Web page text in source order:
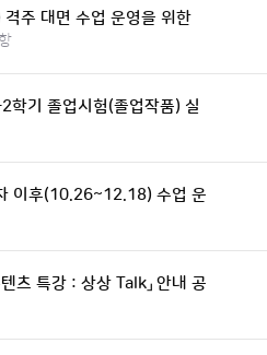
주 대면 수업 운영을 위한
학기 졸업시험(졸업작품) 실
이후(10.26~12.18) 수업 운
츠 특강 : 상상 Talk」 안내 공